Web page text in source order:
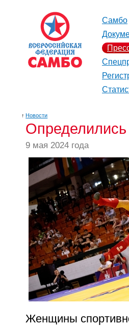
Самбо
↑ Новости
9 мая 2024 года
Женщины